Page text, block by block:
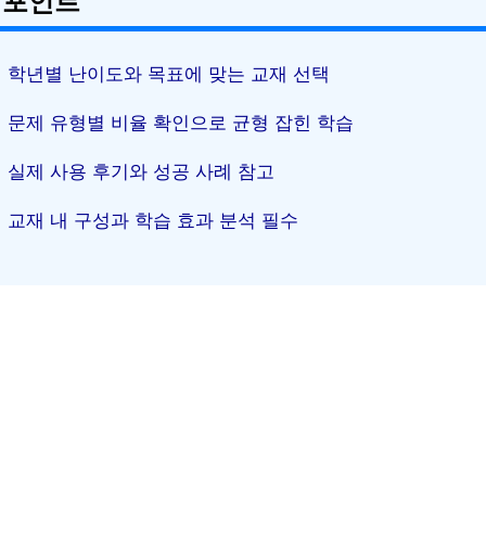
학년별 난이도와 목표에 맞는 교재 선택
문제 유형별 비율 확인으로 균형 잡힌 학습
실제 사용 후기와 성공 사례 참고
교재 내 구성과 학습 효과 분석 필수